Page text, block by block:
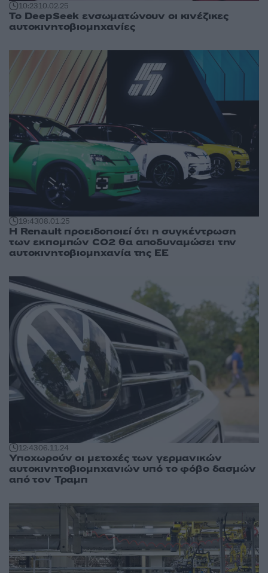
10:2310.02.25
Το DeepSeek ενσωματώνουν οι κινέζικες
αυτοκινητοβιομηχανίες
19:4308.01.25
Η Renault προειδοποιεί ότι η συγκέντρωση
των εκπομπών CO2 θα αποδυναμώσει την
αυτοκινητοβιομηχανία της ΕΕ
12:4306.11.24
Υποχωρούν οι μετοχές των γερμανικών
αυτοκινητοβιομηχανιών υπό το φόβο δασμών
από τον Τραμπ